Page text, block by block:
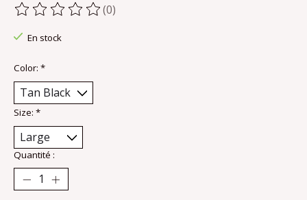
Ce produit est évalué à
(0)
En stock
Color: *
Size: *
Quantité :